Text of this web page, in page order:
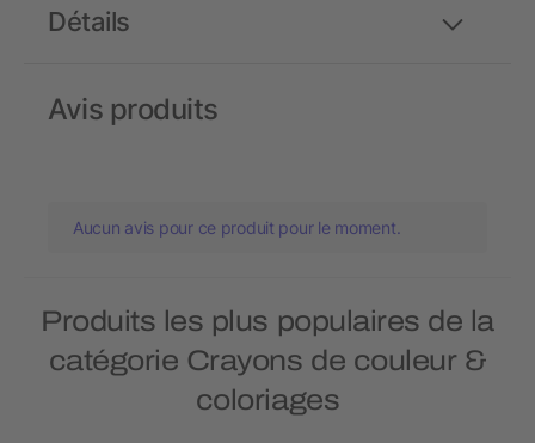
Détails
Avis produits
Aucun avis pour ce produit pour le moment.
Produits les plus populaires de la
catégorie Crayons de couleur &
coloriages